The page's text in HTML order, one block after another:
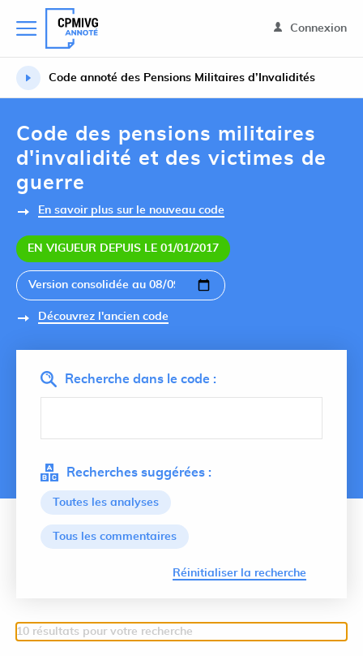
Connexion
Code annoté des Pensions Militaires d’Invalidités
Code des pensions militaires
d'invalidité et des victimes de
guerre
En savoir plus sur le nouveau code
EN VIGUEUR DEPUIS LE 01/01/2017
Découvrez l'ancien code
Recherche dans le code :
Recherches suggérées :
Toutes les analyses
Tous les commentaires
Réinitialiser la recherche
10 résultats pour votre recherche